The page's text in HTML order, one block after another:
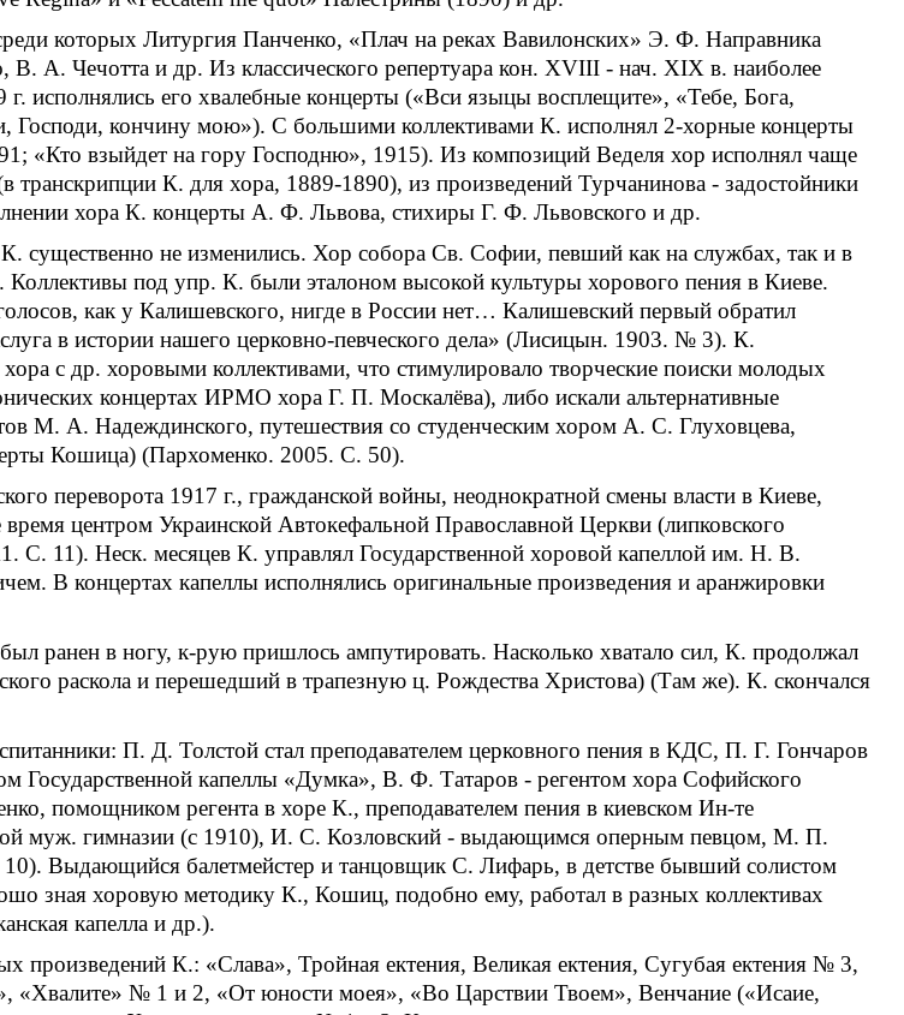
которых Литургия Панченко, «Плач на реках Вавилонских» Э. Ф. Направника
А. Чечотта и др. Из классического репертуара кон. XVIII - нач. XIX в. наиболее
исполнялись его хвалебные концерты («Вси языцы восплещите», «Тебе, Бога,
кончину мою»). С большими коллективами К. исполнял 2-хорные концерты
«Кто взыйдет на гору Господню», 1915). Из композиций Веделя хор исполнял чаще
К. для хора, 1889-1890), из произведений Турчанинова - задостойники
хора К. концерты А. Ф. Львова, стихиры Г. Ф. Львовского и др.
существенно не изменились. Хор собора Св. Софии, певший как на службах, так и в
под упр. К. были эталоном высокой культуры хорового пения в Киеве.
как у Калишевского, нигде в России нет… Калишевский первый обратил
в истории нашего церковно-певческого дела» (Лисицын. 1903. № 3). К.
с др. хоровыми коллективами, что стимулировало творческие поиски молодых
концертах ИРМО хора Г. П. Москалёва), либо искали альтернативные
М. А. Надеждинского, путешествия со студенческим хором А. С. Глуховцева,
Кошица) (Пархоменко. 2005. С. 50).
переворота 1917 г., гражданской войны, неоднократной смены власти в Киеве,
центром Украинской Автокефальной Православной Церкви (липковского
С. 11). Неск. месяцев К. управлял Государственной хоровой капеллой им. Н. В.
В концертах капеллы исполнялись оригинальные произведения и аранжировки
ранен в ногу, к-рую пришлось ампутировать. Насколько хватало сил, К. продолжал
раскола и перешедший в трапезную ц. Рождества Христова) (Там же). К. скончался
П. Д. Толстой стал преподавателем церковного пения в КДС, П. Г. Гончаров
Государственной капеллы «Думка», В. Ф. Татаров - регентом хора Софийского
помощником регента в хоре К., преподавателем пения в киевском Ин-те
муж. гимназии (с 1910), И. С. Козловский - выдающимся оперным певцом, М. П.
Выдающийся балетмейстер и танцовщик С. Лифарь, в детстве бывший солистом
зная хоровую методику К., Кошиц, подобно ему, работал в разных коллективах
капелла и др.).
произведений К.: «Слава», Тройная ектения, Великая ектения, Сугубая ектения № 3,
«Хвалите» № 1 и 2, «От юности моея», «Во Царствии Твоем», Венчание («Исаие,